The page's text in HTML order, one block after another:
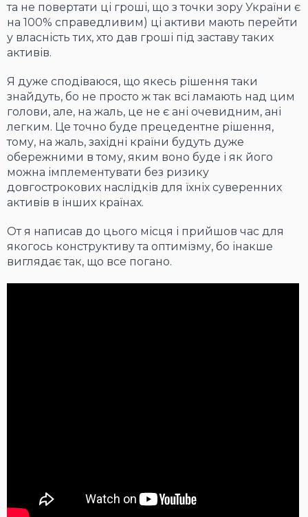
та не повертати ці гроші, що з точки зору України є
на 100% справедливим) ці активи мають перейти
у власність тих, хто дав гроші під заставу таких
активів.
Я дуже сподіваюся, що якесь рішення таки
знайдуть, бо не просто ж так всі ламають над цим
голови, але, на жаль, це не є ані очевидним, ані
легким. Це точно буде прецедентне рішення,
тому, на жаль, західні країни будуть дуже
обережними в тому, яким воно буде і як його
можна імплементувати без ризику
довгострокових наслідків для їхніх суверенних
активів в інших країнах.
От я написав до цього місця і прийшов час для
якогось конструктиву та оптимізму, бо інакше
виглядає так, що все погано.